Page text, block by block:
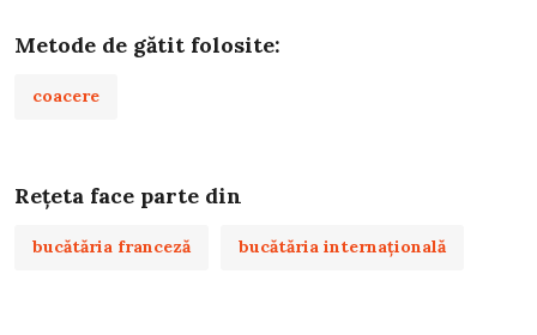
Metode de gătit folosite:
coacere
Rețeta face parte din
bucătăria franceză bucătăria internațională